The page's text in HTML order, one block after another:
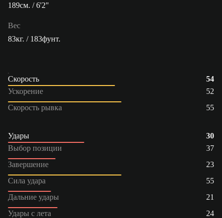
189см. / 6'2"
Вес
83кг. / 183фунт.
Скорость
54
Ускорение
52
Скорость рывка
55
Удары
30
Выбор позиции
37
Завершение
23
Сила удара
55
Дальние удары
21
Удары с лета
24